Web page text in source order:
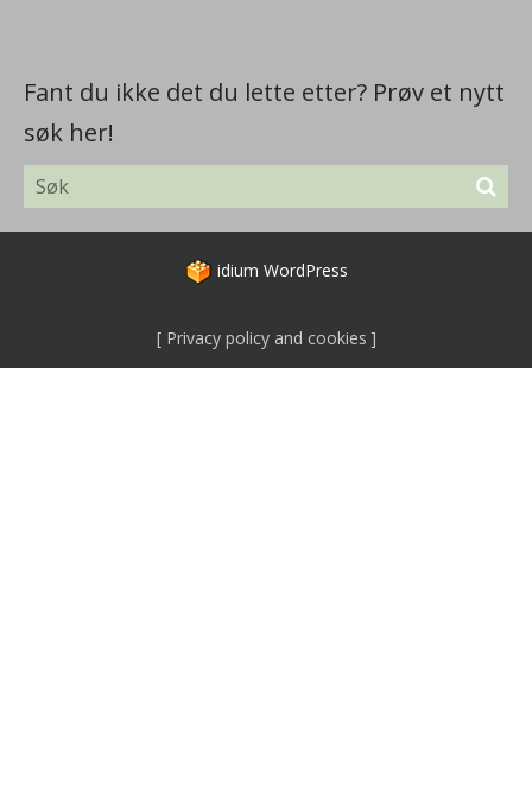
Fant du ikke det du lette etter? Prøv et nytt
søk her!
idium WordPress
Privacy policy and cookies